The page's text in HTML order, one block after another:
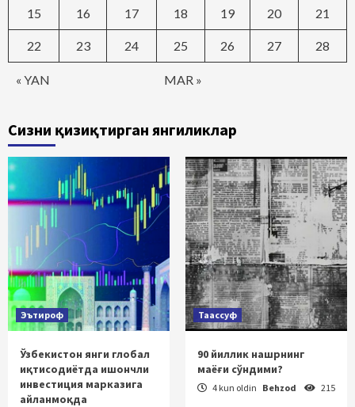
« YAN MAR »
15 16 17 18 19 20 21
22 23 24 25 26 27 28
Сизни қизиқтирган янгиликлар
Эътироф
Ўзбекистон янги глобал
иқтисодиётда ишончли
инвестиция марказига
айланмоқда
Таассуф
90 йиллик нашрнинг
маёғи сўндими?
4 kun oldin Behzod 215